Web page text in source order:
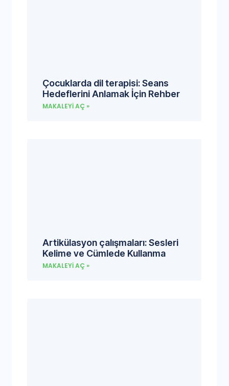
Çocuklarda dil terapisi: Seans
Hedeflerini Anlamak İçin Rehber
MAKALEYI AÇ »
Artikülasyon çalışmaları: Sesleri
Kelime ve Cümlede Kullanma
MAKALEYI AÇ »